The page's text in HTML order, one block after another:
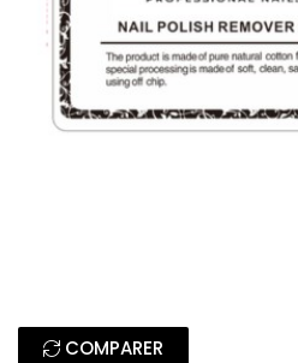
COMPARER